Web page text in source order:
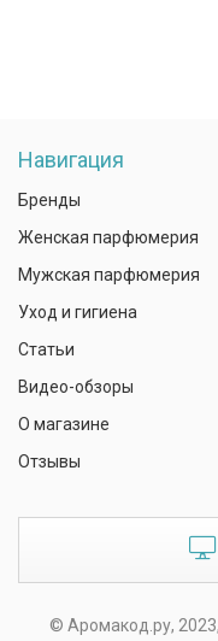
Навигация
Бренды
Женская парфюмерия
Мужская парфюмерия
Уход и гигиена
Статьи
Видео-обзоры
О магазине
Отзывы
© Аромакод.ру,